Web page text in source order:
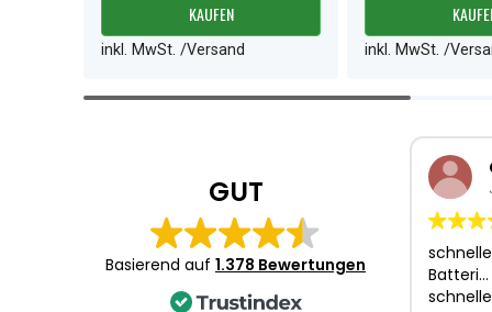
KAUFEN
inkl. MwSt. /Versand inkl. MwSt. /
Item
GUT
Basierend auf 1.378 Bewertungen
Batteri…